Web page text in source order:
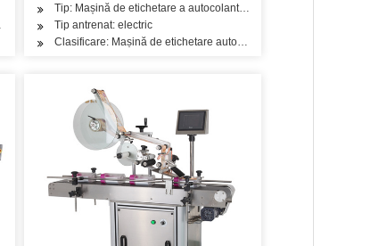
a sticlei rotunde verticale
Tip: Mașină de etichetare a autocolantelor
Tip antrenat: electric
Clasificare: Mașină de etichetare automată a sticlei rotunde verticale